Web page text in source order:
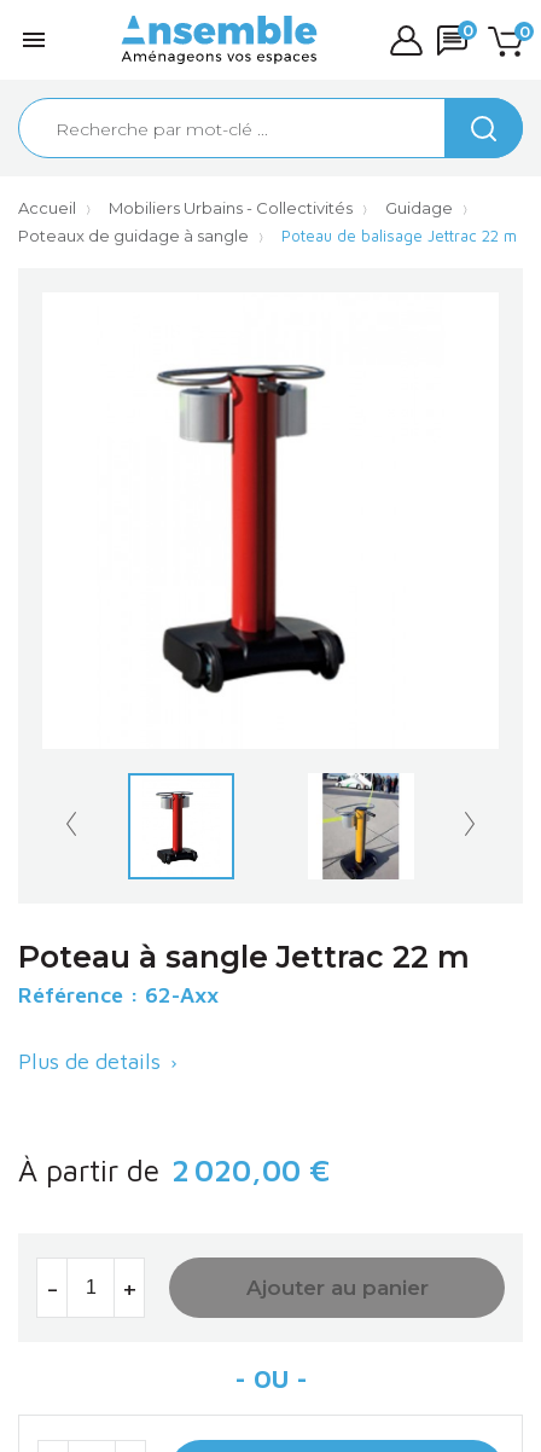
 0
0
Accueil Mobiliers Urbains - Collectivités
Guidage
Poteaux de guidage à sangle
Poteau de balisage Jettrac 22 m
Poteau à sangle Jettrac 22 m
Référence : 62-Axx
Plus de details 
À partir de 2 020,00 €
- + Ajouter au panier